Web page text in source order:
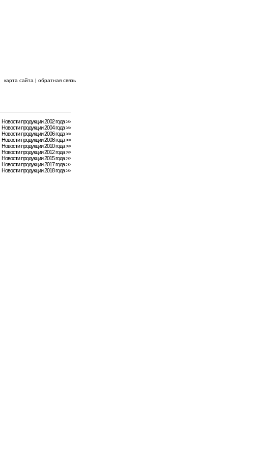
карта сайта | обратная связь
Новости продукции 2002 года >>
Новости продукции 2004 года >>
Новости продукции 2006 года >>
Новости продукции 2008 года >>
Новости продукции 2010 года >>
Новости продукции 2012 года >>
Новости продукции 2015 года >>
Новости продукции 2017 года >>
Новости продукции 2018 года >>